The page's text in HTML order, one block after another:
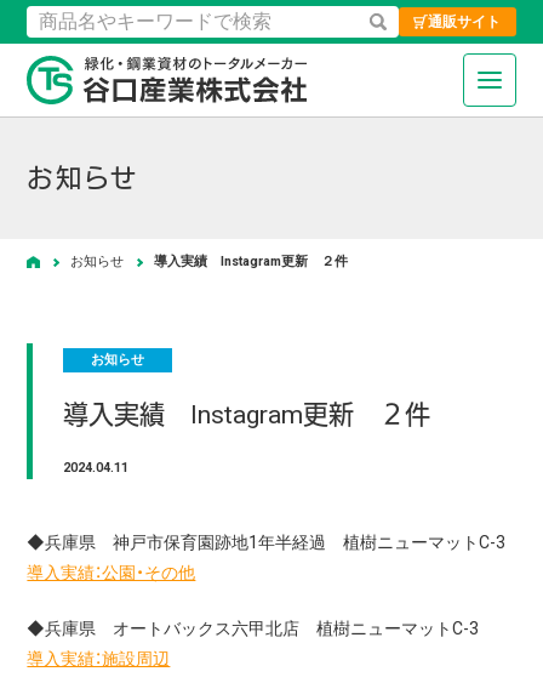
検索 通販サイト
緑化・鋼業資材のトータルメ
お知らせ
ホームお知らせ 導入実績 Instagram更新 ２件
お知らせ
導入実績 Instagram更新 ２件
2024.04.11
◆兵庫県 神戸市保育園跡地1年半経過 植樹ニューマットC-3
導入実績：公園・その他
◆兵庫県 オートバックス六甲北店 植樹ニューマットC-3
導入実績：施設周辺